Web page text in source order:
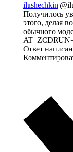
ilushechkin
Получилось
этого, делая
обычного
Ответ написан